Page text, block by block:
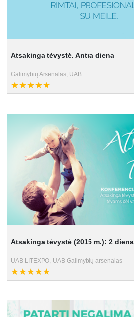
Atsakinga tėvystė. Antra diena
Galimybių Arsenalas, UAB
Atsakinga tėvystė (2015 m.): 2 diena
UAB LITEXPO, UAB Galimybių arsenalas